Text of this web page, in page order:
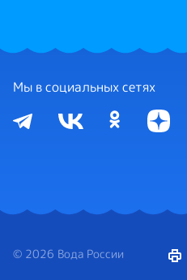
Мы в социальных сетях
© 2026 Вода России